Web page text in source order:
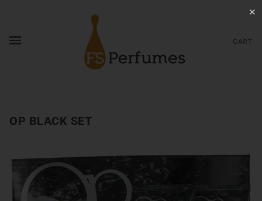
CART
OP BLACK SET
✕